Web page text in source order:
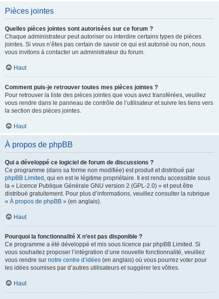
Pièces jointes
Quelles pièces jointes sont autorisées sur ce forum ?
Chaque administrateur peut autoriser ou interdire certains types de pièces
jointes. Si vous n’êtes pas certain de savoir ce qui est autorisé ou non, nous
vous invitons à contacter un administrateur du forum.
Haut
Comment puis-je retrouver toutes mes pièces jointes ?
Pour retrouver la liste des pièces jointes que vous avez transférées, veuillez
vous rendre dans le panneau de contrôle de l’utilisateur et suivre les liens vers
la section des pièces jointes.
Haut
À propos de phpBB
Qui a développé ce logiciel de forum de discussions ?
Ce programme (dans sa forme non modifiée) est produit et distribué par
phpBB Limited , qui en est le légitime propriétaire. Il est rendu accessible sous
la « Licence Publique Générale GNU version 2 (GPL-2.0) » et peut être
distribué gratuitement. Pour plus d’informations, veuillez consulter la rubrique
« À propos de phpBB » (en anglais).
Haut
Pourquoi la fonctionnalité X n’est pas disponible ?
Ce programme a été développé et mis sous licence par phpBB Limited. Si
vous souhaitez proposer l’intégration d’une nouvelle fonctionnalité, veuillez
vous rendre sur notre centre d’idées (en anglais) où vous pourrez voter pour
les idées soumises par d’autres utilisateurs et suggérer les vôtres.
Haut